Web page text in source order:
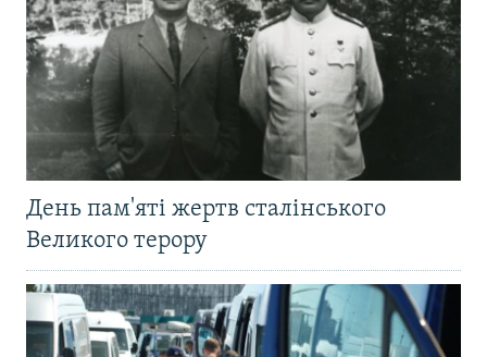
День пам'яті жертв сталінського
Великого терору